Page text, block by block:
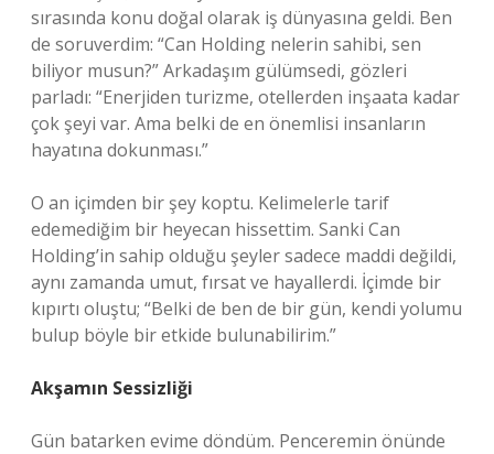
sırasında konu doğal olarak iş dünyasına geldi. Ben
de soruverdim: “Can Holding nelerin sahibi, sen
biliyor musun?” Arkadaşım gülümsedi, gözleri
parladı: “Enerjiden turizme, otellerden inşaata kadar
çok şeyi var. Ama belki de en önemlisi insanların
hayatına dokunması.”
O an içimden bir şey koptu. Kelimelerle tarif
edemediğim bir heyecan hissettim. Sanki Can
Holding’in sahip olduğu şeyler sadece maddi değildi,
aynı zamanda umut, fırsat ve hayallerdi. İçimde bir
kıpırtı oluştu; “Belki de ben de bir gün, kendi yolumu
bulup böyle bir etkide bulunabilirim.”
Akşamın Sessizliği
Gün batarken evime döndüm. Penceremin önünde